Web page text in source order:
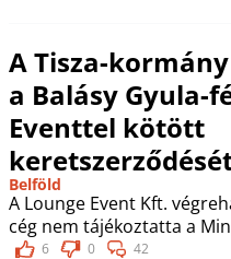
A Tisza-
a Balásy Gyula-
Eventtel kötött
Belföld
A Lounge Event Kft.
cég nem tájékoztatta a
6 0 42